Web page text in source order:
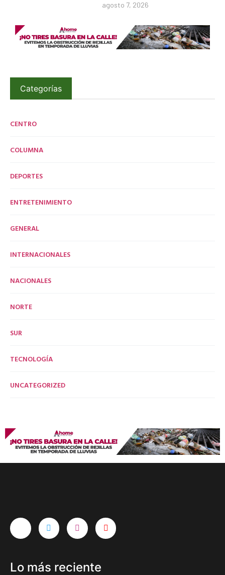
agosto 7, 2026
Categorías
CENTRO
COLUMNA
DEPORTES
ENTRETENIMIENTO
GENERAL
INTERNACIONALES
NACIONALES
NORTE
SUR
TECNOLOGÍA
UNCATEGORIZED
Lo más reciente